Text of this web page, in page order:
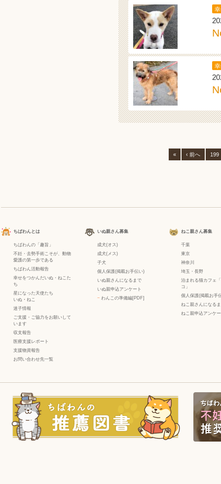
« ‹ 前へ 199
ちばわんとは
ちばわんの「趣旨」
不妊・去勢手術こそが、動物
愛護の第一歩である
ちばわん活動報告
幸せをつかんだいぬ・ねこた
ち
星になった天使たち
いぬ ・ ねこ
迷子情報
ご支援・ご協力をお願いして
います
収支報告
医療支援レポート
支援物資報告
お問い合わせ先一覧
いぬ親さん募集
成犬(オス)
成犬(メス)
子犬
個人保護(掲載お手伝い)
いぬ親さんになるまで
いぬ親申込アンケート
− わんこの準備編[PDF]
ねこ親さん募集
千葉
東京
神奈川
埼玉・長野
泊まれる猫カフェ
コ」
個人保護(掲載お手
ねこ親さんになる
ねこ親申込アンケ